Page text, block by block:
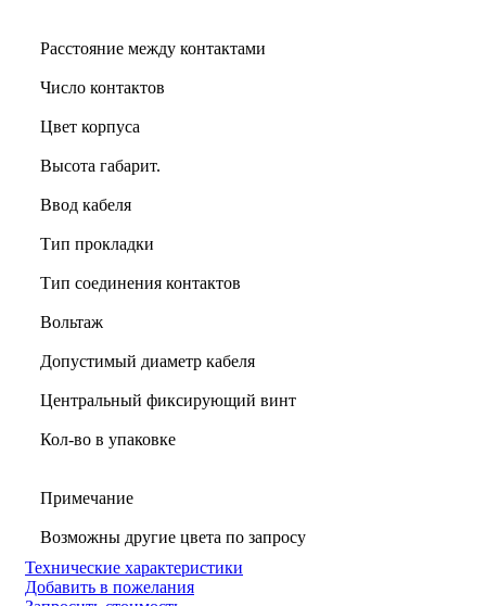
Расстояние между контактами
Число контактов
Цвет корпуса
Высота габарит.
Ввод кабеля
Тип прокладки
Тип соединения контактов
Вольтаж
Допустимый диаметр кабеля
Центральный фиксирующий винт
Кол-во в упаковке
Примечание
Возможны другие цвета по запросу
Технические характеристики
Добавить в пожелания